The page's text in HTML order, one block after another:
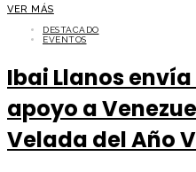
VER MÁS
DESTACADO
EVENTOS
Ibai Llanos
apoyo a
Velada del Año